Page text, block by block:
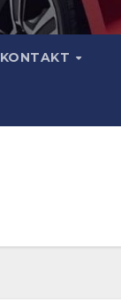
KONTAKT